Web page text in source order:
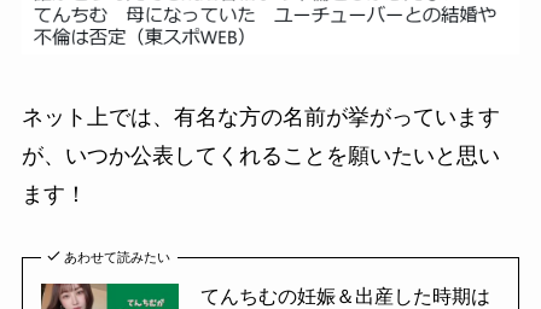
ネット上では、有名な方の名前が挙がっています
が、いつか公表してくれることを願いたいと思い
ます！
あわせて読みたい
てんちむの妊娠＆出産した時期は